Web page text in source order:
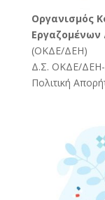
Oργανισμός
Εργαζομένων
(ΟΚΔΕ/ΔΕΗ)
Δ.Σ. ΟΚΔΕ/
Πολιτική